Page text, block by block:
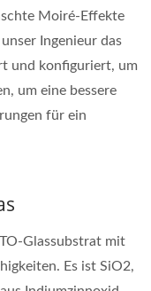
Moiré-Effekte
Ingenieur das
und konfiguriert, um
um eine bessere
für ein
Glassubstrat mit
Es ist SiO2,